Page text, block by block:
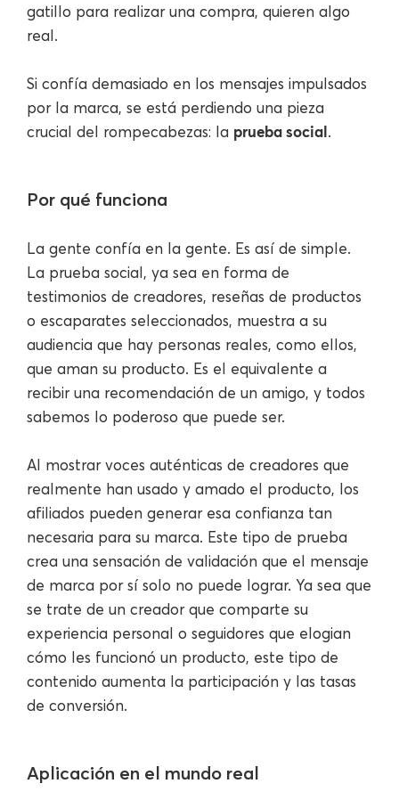
gatillo para realizar una compra, quieren algo
real.
Si confía demasiado en los mensajes impulsados ​​
por la marca, se está perdiendo una pieza
crucial del rompecabezas: la prueba social.
Por qué funciona
La gente confía en la gente. Es así de simple.
La prueba social, ya sea en forma de
testimonios de creadores, reseñas de productos
o escaparates seleccionados, muestra a su
audiencia que hay personas reales, como ellos,
que aman su producto. Es el equivalente a
recibir una recomendación de un amigo, y todos
sabemos lo poderoso que puede ser.
Al mostrar voces auténticas de creadores que
realmente han usado y amado el producto, los
afiliados pueden generar esa confianza tan
necesaria para su marca. Este tipo de prueba
crea una sensación de validación que el mensaje
de marca por sí solo no puede lograr. Ya sea que
se trate de un creador que comparte su
experiencia personal o seguidores que elogian
cómo les funcionó un producto, este tipo de
contenido aumenta la participación y las tasas
de conversión.
Aplicación en el mundo real